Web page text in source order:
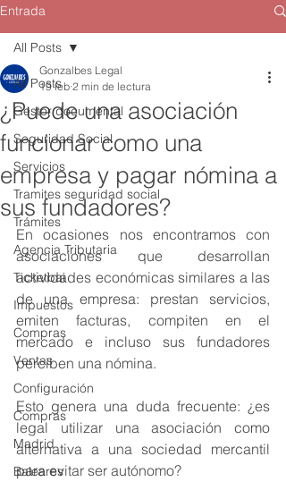
Entrada
All Posts
Gestor documental
Seguridad Social
Servicios
Tramites seguridad social
Trámites
Agencia Tributaria
Ticketbai
Impuestos
Compras
Ventas
Configuración
Compras
Madrid
Baleares
All Posts
¿Puede una asociación
funcionar como una
empresa y pagar nómina a
sus fundadores?
Gonzalbes Legal
19 feb 2 min de lectura
En ocasiones nos encontramos con
asociaciones que desarrollan
actividades económicas similares a las
de una empresa: prestan servicios,
emiten facturas, compiten en el
mercado e incluso sus fundadores
perciben una nómina.
Esto genera una duda frecuente: ¿es
legal utilizar una asociación como
alternativa a una sociedad mercantil
para evitar ser autónomo?